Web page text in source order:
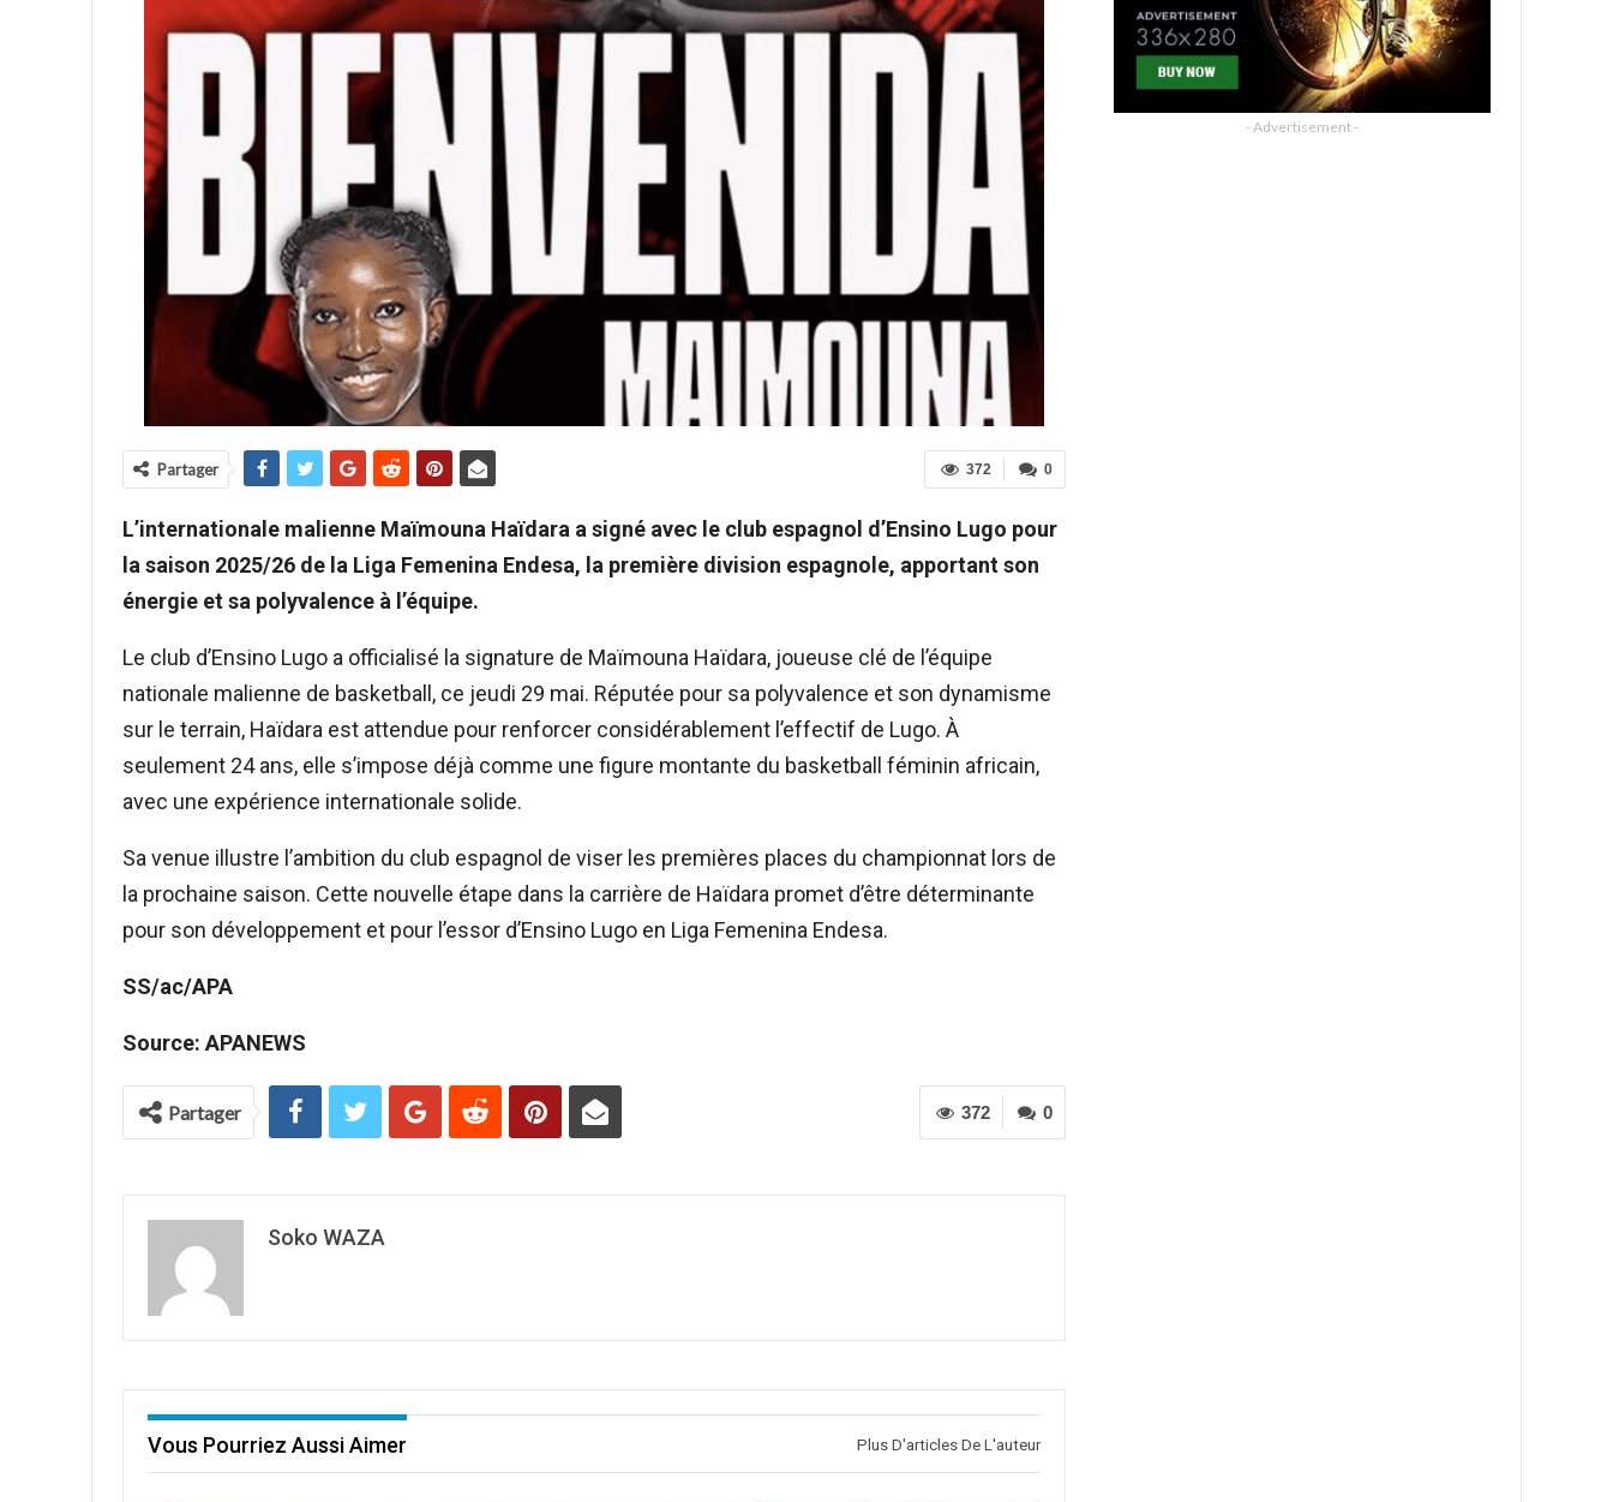
0
372
Partager
L’internationale malienne Maïmouna Haïdara a signé avec le club espagnol d’Ensino Lugo pour
la saison 2025/26 de la Liga Femenina Endesa, la première division espagnole, apportant son
énergie et sa polyvalence à l’équipe.
Le club d’Ensino Lugo a officialisé la signature de Maïmouna Haïdara, joueuse clé de l’équipe
nationale malienne de basketball, ce jeudi 29 mai. Réputée pour sa polyvalence et son dynamisme
sur le terrain, Haïdara est attendue pour renforcer considérablement l’effectif de Lugo. À
seulement 24 ans, elle s’impose déjà comme une figure montante du basketball féminin africain,
avec une expérience internationale solide.
Sa venue illustre l’ambition du club espagnol de viser les premières places du championnat lors de
la prochaine saison. Cette nouvelle étape dans la carrière de Haïdara promet d’être déterminante
pour son développement et pour l’essor d’Ensino Lugo en Liga Femenina Endesa.
SS/ac/APA
Source: APANEWS
0
372
Partager
Soko WAZA
Vous Pourriez Aussi Aimer Plus D'articles De L'auteur
- Advertisement -